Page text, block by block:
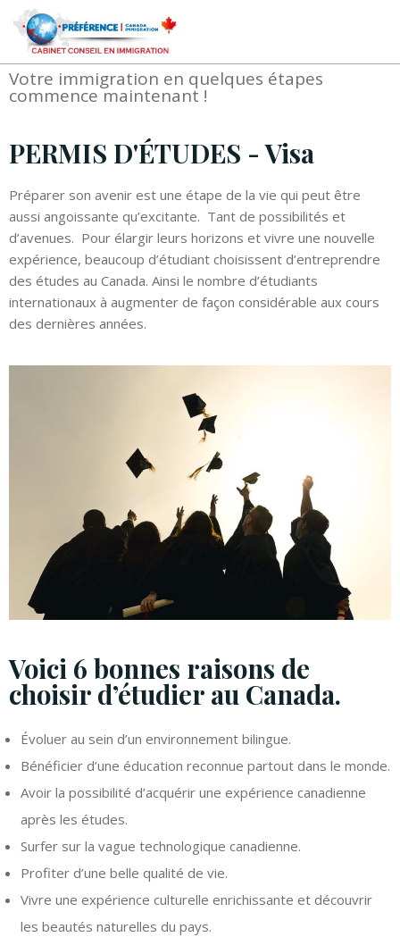
PERMIS D'ÉTUDES - Visa
Votre immigration en quelques étapes
commence maintenant !
PERMIS D'ÉTUDES - Visa
Préparer son avenir est une étape de la vie qui peut être
aussi angoissante qu’excitante. Tant de possibilités et
d’avenues. Pour élargir leurs horizons et vivre une nouvelle
expérience, beaucoup d’étudiant choisissent d’entreprendre
des études au Canada. Ainsi le nombre d’étudiants
internationaux à augmenter de façon considérable aux cours
des dernières années.
Voici 6 bonnes raisons de
choisir d’étudier au Canada.
Évoluer au sein d’un environnement bilingue.
Bénéficier d’une éducation reconnue partout dans le monde.
Avoir la possibilité d’acquérir une expérience canadienne
après les études.
Surfer sur la vague technologique canadienne.
Profiter d’une belle qualité de vie.
Vivre une expérience culturelle enrichissante et découvrir
les beautés naturelles du pays.